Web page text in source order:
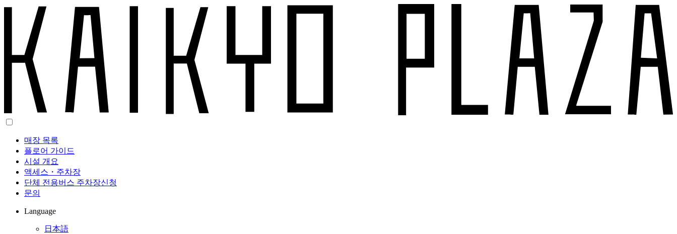
매장 목록
플로어 가이드
시설 개요
액세스・주차장
단체 전용버스 주차장신청
문의
Language
日本語